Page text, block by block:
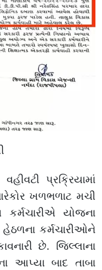
વહીવટી પ્રક્રિયામાં
ખળભળાટ મચી
યોજના
હેઠળના કર્મચારીઓને
છે. જિલ્લાના
આપ્યા બાદ તાબા